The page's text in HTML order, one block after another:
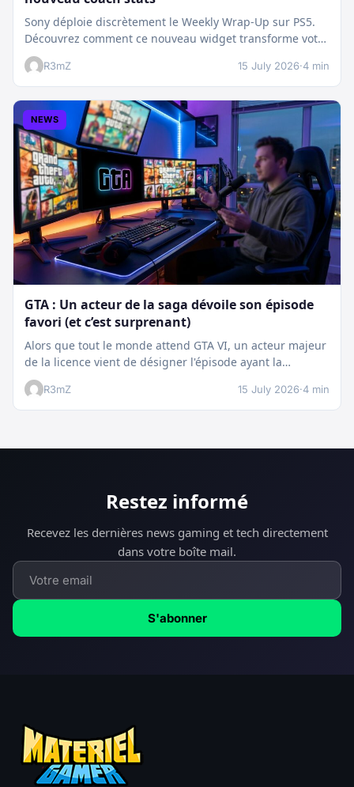
Sony déploie discrètement le Weekly Wrap-Up sur PS5.
Découvrez comment ce nouveau widget transforme votre
dashboard et booste votre suivi…
R3mZ 15 July 2026·4 min
NEWS
GTA : Un acteur de la saga dévoile son épisode
favori (et c’est surprenant)
Alors que tout le monde attend GTA VI, un acteur majeur
de la licence vient de désigner l'épisode ayant la…
R3mZ 15 July 2026·4 min
Restez informé
Recevez les dernières news gaming et tech directement
dans votre boîte mail.
S'abonner